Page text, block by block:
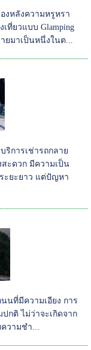
องหลังความหรูหรา
ที่ยวแบบ Glamping
ายมาเป็นหนึ่งในต...
ริการเช่ารถกลาย
สะดวก มีความเป็น
ะยะยาว แต่ปัญหา
นที่มีความเอียง การ
กติ ไม่ว่าจะเกิดจาก
ความชำ...